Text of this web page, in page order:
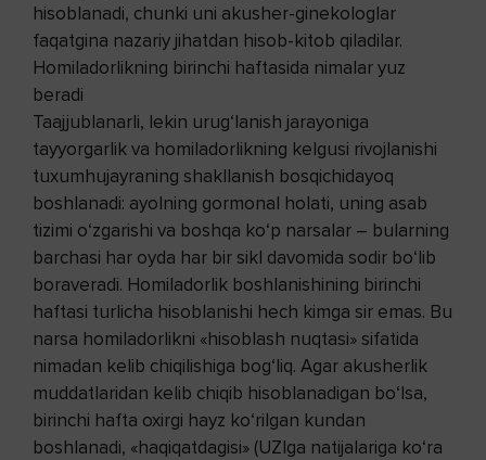
hisoblanadi, chunki uni akusher-ginekologlar
faqatgina nazariy jihatdan hisob-kitob qiladilar.
Homiladorlikning birinchi haftasida nimalar yuz
beradi
Taajjublanarli, lekin urug‘lanish jarayoniga
tayyorgarlik va homiladorlikning kelgusi rivojlanishi
tuxumhujayraning shakllanish bosqichidayoq
boshlanadi: ayolning gormonal holati, uning asab
tizimi o‘zgarishi va boshqa ko‘p narsalar – bularning
barchasi har oyda har bir sikl davomida sodir bo‘lib
boraveradi. Homiladorlik boshlanishining birinchi
haftasi turlicha hisoblanishi hech kimga sir emas. Bu
narsa homiladorlikni «hisoblash nuqtasi» sifatida
nimadan kelib chiqilishiga bog‘liq. Agar akusherlik
muddatlaridan kelib chiqib hisoblanadigan bo‘lsa,
birinchi hafta oxirgi hayz ko‘rilgan kundan
boshlanadi, «haqiqatdagisi» (UZIga natijalariga ko‘ra